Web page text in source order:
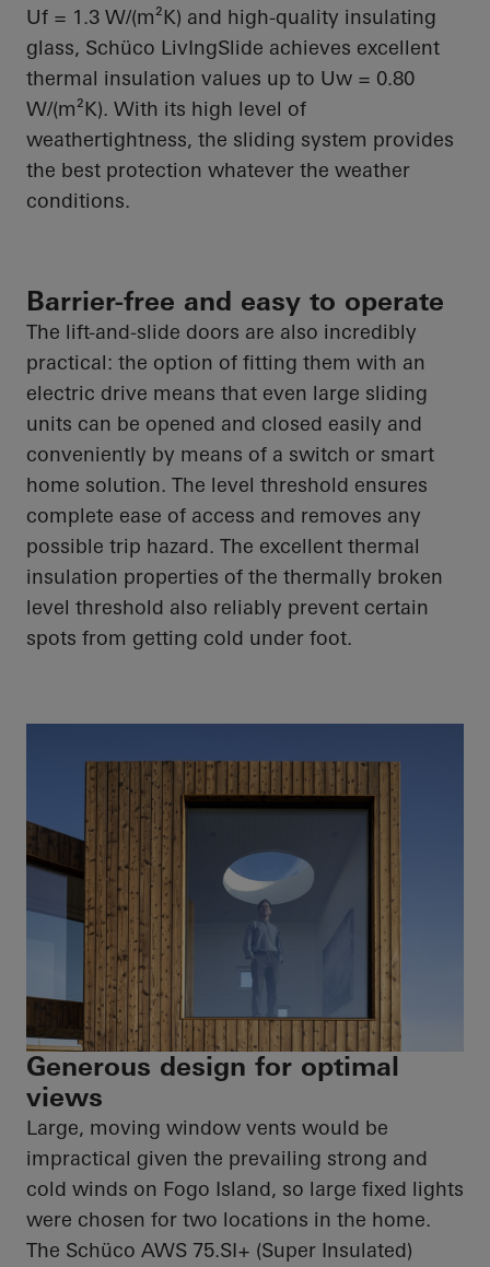
Uf = 1.3 W/(m²K) and high-quality insulating
glass, Schüco LivIngSlide achieves excellent
thermal insulation values up to Uw = 0.80
W/(m²K). With its high level of
weathertightness, the sliding system provides
the best protection whatever the weather
conditions.
Barrier-free and easy to operate
The lift-and-slide doors are also incredibly
practical: the option of fitting them with an
electric drive means that even large sliding
units can be opened and closed easily and
conveniently by means of a switch or smart
home solution. The level threshold ensures
complete ease of access and removes any
possible trip hazard. The excellent thermal
insulation properties of the thermally broken
level threshold also reliably prevent certain
spots from getting cold under foot.
Generous design for optimal
views
Large, moving window vents would be
impractical given the prevailing strong and
cold winds on Fogo Island, so large fixed lights
were chosen for two locations in the home.
The Schüco AWS 75.SI+ (Super Insulated)